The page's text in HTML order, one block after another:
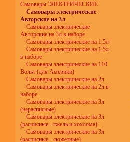
Самовары ЭЛЕКТРИЧЕСКИЕ
Самовары электрические
Авторские на 3л
Самовары электрические
Авторские на 3л в наборе
Самовары электрические на 1,5л
Самовары электрические на 1,5л
в наборе
Самовары электрические на 110
Вольт (для Америки)
Самовары электрические на 2л
Самовары электрические на 2л в
наборе
Самовары электрические на 3л
(нерасписные)
Самовары электрические на 3л
(расписные - гжель и хохлома)
Самовары электрические на 3л
(расписные - сюжетные)